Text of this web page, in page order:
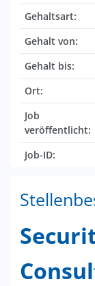
Gehaltsart:
Gehalt von:
Gehalt bis:
Ort:
Job
veröffentlicht:
Job-ID: